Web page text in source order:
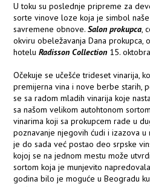
U toku su poslednje pripreme za
sorte vinove loze koja je simbol
savremene obnove.Salon prokupca,
okviru obeležavanja Dana prokupca,
hoteluRadisson Collection 15.
Očekuje se učešće trideset vinarija,
premijerna vina i nove berbe starih,
se sa radom mladih vinarija koje
sa našom velikom autohtonom
vinarima koji sa prokupcem rade u
poznavanje njegovih ćudi i izazova u
je do sada već postao deo srpske
kojoj se na jednom mestu može
sortom koja je munjevito
godina bilo je moguće u Beogradu